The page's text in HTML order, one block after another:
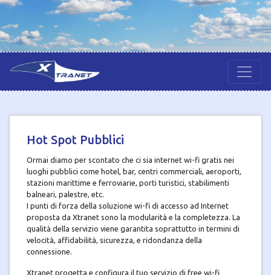
Hot Spot Pubblici
Ormai diamo per scontato che ci sia internet wi-fi gratis nei
luoghi pubblici come hotel, bar, centri commerciali, aeroporti,
stazioni marittime e ferroviarie, porti turistici, stabilimenti
balneari, palestre, etc.
I punti di forza della soluzione wi-fi di accesso ad Internet
proposta da Xtranet sono la modularità e la completezza. La
qualità della servizio viene garantita soprattutto in termini di
velocità, affidabilità, sicurezza, e ridondanza della
connessione.
Xtranet progetta e configura il tuo servizio di free wi-fi